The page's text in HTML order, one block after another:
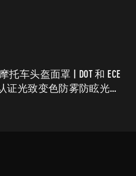
摩托车头盔面罩 | DOT 和 ECE
证光致变色防雾防眩光疏